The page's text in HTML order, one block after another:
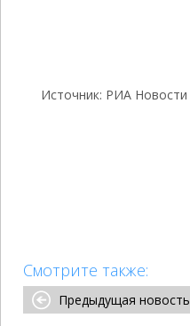
Источник: РИА Новости
Смотрите также:
Предыдущая новость